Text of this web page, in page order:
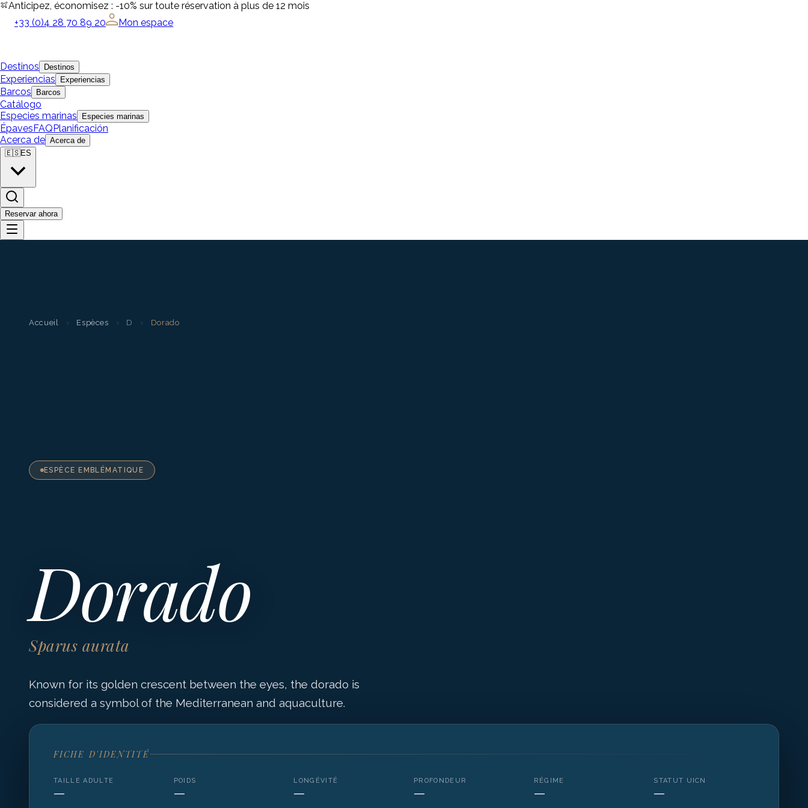
Anticipez, économisez : -10% sur toute réservation à plus de 12 mois
+33 (0)4 28 70 89 20
Mon espace
Destinos Destinos
Experiencias Experiencias
Barcos Barcos
Catálogo
Especies marinas
Especies marinas
ÉpavesFAQPlanificación
Acerca de Acerca de
🇪🇸ES
Reservar ahora
Accueil › Espèces › D › Dorado
ESPÈCE EMBLÉMATIQUE
Dorado
Sparus aurata
Known for its golden crescent between the eyes, the dorado is
considered a symbol of the Mediterranean and aquaculture.
FICHE D'IDENTITÉ
TAILLE ADULTE
—
POIDS
—
LONGÉVITÉ
—
PROFONDEUR
—
RÉGIME
—
STATUT UICN
—